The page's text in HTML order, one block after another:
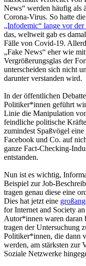
News“ werden häufig als
Corona-Virus. So hatte
„Infodemic“ lange vor der
das, weltweit gab es
Fälle von Covid-19.
„Fake News“ eher wie
Vergrößerungsglas der
unterscheiden sich nicht
darunter verstanden wird.
In der öffentlichen
Politiker*innen geführt
Linie die Manipulation
feindliche politische
zumindest Spaßvögel
Facebook und Co. auf
ganze Fact-Checking-
entstanden.
Nun ist es wichtig,
Beispiel zur Job-
tragen genau diese eine
Dies hat jetzt eine
for Internet and Society
Autor*innen waren daran
tragen der Untersuchung
Politiker*innen, die dann
werden, am stärksten zur
Soziale Netzwerke